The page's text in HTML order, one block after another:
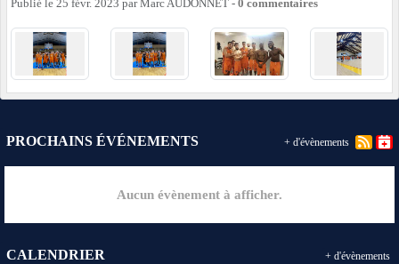
Publié le 25 févr. 2023 parMarc AUDONNET - 0 commentaires
PROCHAINS ÉVÉNEMENTS
Aucun évènement à afficher.
+ d'évènements
CALENDRIER + d'évènements